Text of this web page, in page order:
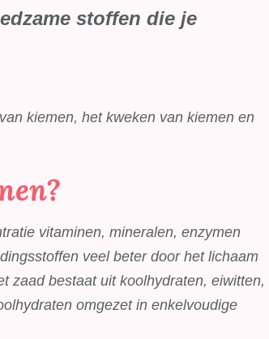
stoffen die je
kiemen, het kweken van kiemen en
vitaminen, mineralen, enzymen
veel beter door het lichaam
zaad bestaat uit koolhydraten, eiwitten,
omgezet in enkelvoudige